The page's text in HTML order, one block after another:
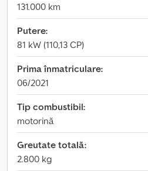
131.000 km
Putere:
81 kW (110,13 CP)
Prima înmatriculare:
06/2021
Tip combustibil:
motorină
Greutate totală:
2.800 kg